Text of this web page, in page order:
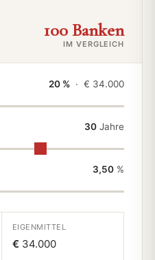
100 Banken
IM VERGLEICH
20 % · € 34.000
30 Jahre
3,50 %
EIGENMITTEL
€ 34.000